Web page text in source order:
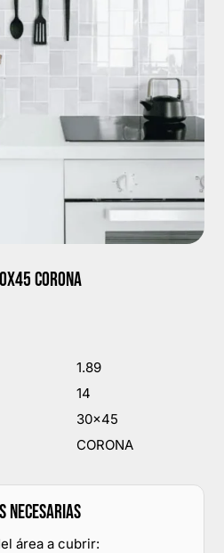
CORONA
1.89
14
30x45
CORONA
NECESARIAS
área a cubrir: